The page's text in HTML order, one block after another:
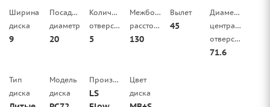
Ширина
диска
9
Посадочный
диаметр
20
Количество
отверстий
5
Межболтовое
расстояние
130
Вылет
45
Диаметр
центрального
отверстия
71.6
Тип
диска
Модель
диска
Производитель
LS
Цвет
диска